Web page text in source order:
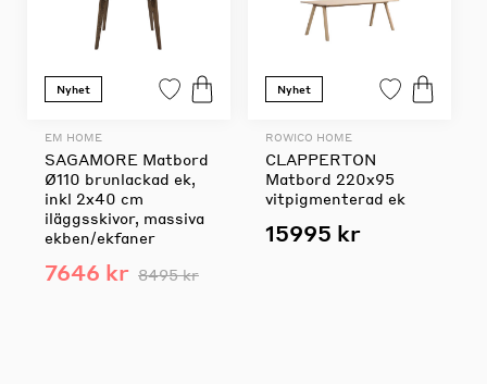
Nyhet
EM HOME
SAGAMORE Matbord
Ø110 brunlackad ek,
inkl 2x40 cm
iläggsskivor, massiva
ekben/ekfaner
7646 kr 8495 kr
Nyhet
ROWICO HOME
CLAPPERTON
Matbord 220x95
vitpigmenterad ek
15995 kr